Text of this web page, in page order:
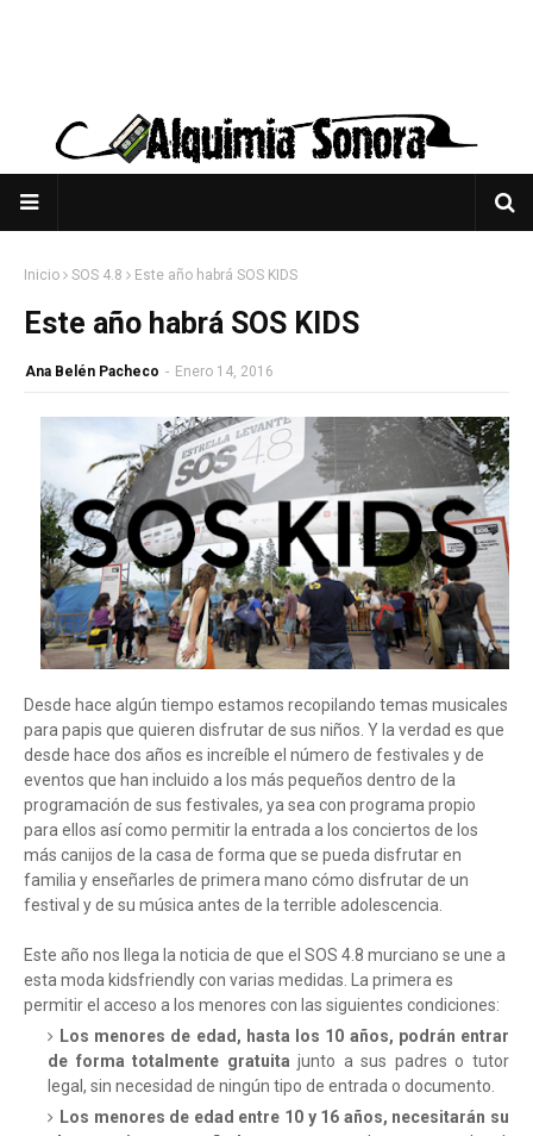
Inicio SOS 4.8 Este año habrá SOS KIDS
Este año habrá SOS KIDS
Ana Belén Pacheco - Enero 14, 2016
Desde hace algún tiempo estamos recopilando temas musicales
para papis que quieren disfrutar de sus niños. Y la verdad es que
desde hace dos años es increíble el número de festivales y de
eventos que han incluido a los más pequeños dentro de la
programación de sus festivales, ya sea con programa propio
para ellos así como permitir la entrada a los conciertos de los
más canijos de la casa de forma que se pueda disfrutar en
familia y enseñarles de primera mano cómo disfrutar de un
festival y de su música antes de la terrible adolescencia.
Este año nos llega la noticia de que el SOS 4.8 murciano se une a
esta moda kidsfriendly con varias medidas. La primera es
permitir el acceso a los menores con las siguientes condiciones:
Los menores de edad, hasta los 10 años, podrán entrar
de forma totalmente gratuita junto a sus padres o tutor
legal, sin necesidad de ningún tipo de entrada o documento.
Los menores de edad entre 10 y 16 años, necesitarán su